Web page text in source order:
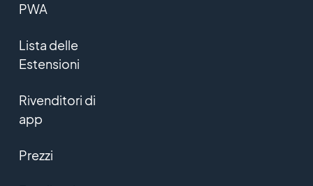
PWA
Lista delle
Estensioni
Rivenditori di
app
Prezzi